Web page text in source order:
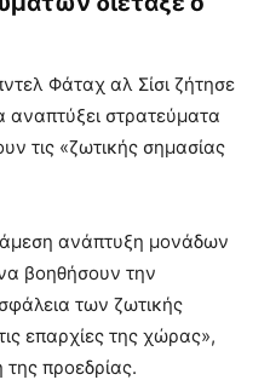
Φάταχ αλ Σίσι ζήτησε
στρατεύματα
τις «ζωτικής σημασίας
άμεση ανάπτυξη μονάδων
βοηθήσουν την
των ζωτικής
επαρχίες της χώρας»,
προεδρίας.